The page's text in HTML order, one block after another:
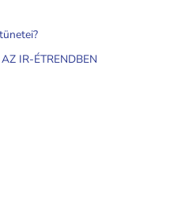
IR-ÉTRENDBEN